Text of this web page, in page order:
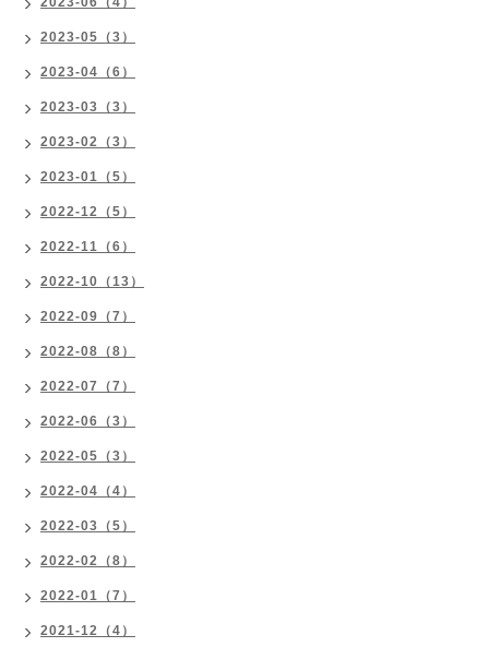
2023-05（3）
2023-04（6）
2023-03（3）
2023-02（3）
2023-01（5）
2022-12（5）
2022-11（6）
2022-10（13）
2022-09（7）
2022-08（8）
2022-07（7）
2022-06（3）
2022-05（3）
2022-04（4）
2022-03（5）
2022-02（8）
2022-01（7）
2021-12（4）